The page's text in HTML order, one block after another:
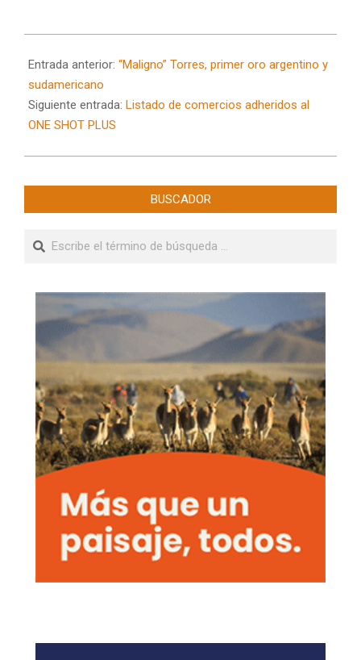
07-
31
Entrada anterior: “Maligno” Torres, primer oro argentino y
sudamericano
Siguiente entrada: Listado de comercios adheridos al
ONE SHOT PLUS
BUSCADOR
Buscar